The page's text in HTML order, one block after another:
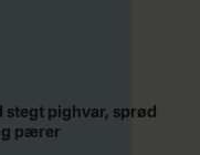
stegt pighvar, sprød
pærer